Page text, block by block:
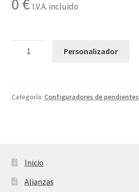
0 € I.V.A. incluido
Personalizador
Categoría: Configuradores de pendientes
Inicio
Alianzas